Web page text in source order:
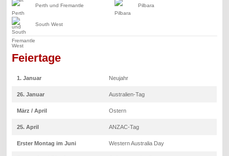
Perth und Fremantle Pilbara
South West
Feiertage
1. Januar Neujahr
26. Januar Australien-Tag
März / April Ostern
25. April ANZAC-Tag
Erster Montag im Juni Western Australia Day